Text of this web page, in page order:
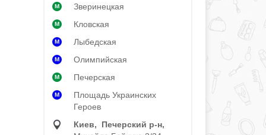
M Зверинецкая
M Кловская
M Лыбедская
M Олимпийская
M Печерская
M
Площадь Украинских
Героев
Киев, Печерский р‑н,